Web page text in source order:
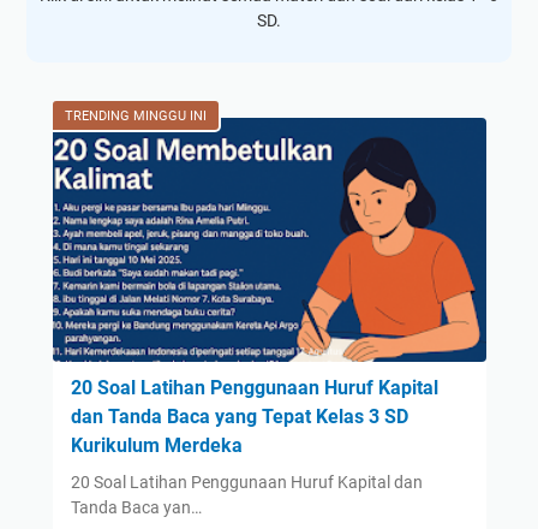
SD.
TRENDING MINGGU INI
20 Soal Latihan Penggunaan Huruf Kapital
dan Tanda Baca yang Tepat Kelas 3 SD
Kurikulum Merdeka
20 Soal Latihan Penggunaan Huruf Kapital dan
Tanda Baca yan…